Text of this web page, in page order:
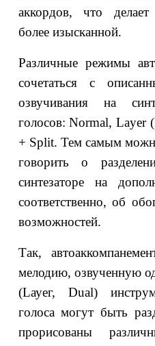
аккордов, что
более изысканной.
Различные режимы
сочетаться с
озвучивания на
голосов: Normal, Layer
+ Split. Тем самым
говорить о
синтезаторе на
соответственно, об
возможностей.
Так,
мелодию, озвученную
(Lауег, Dual)
голоса могут быть
прорисованы